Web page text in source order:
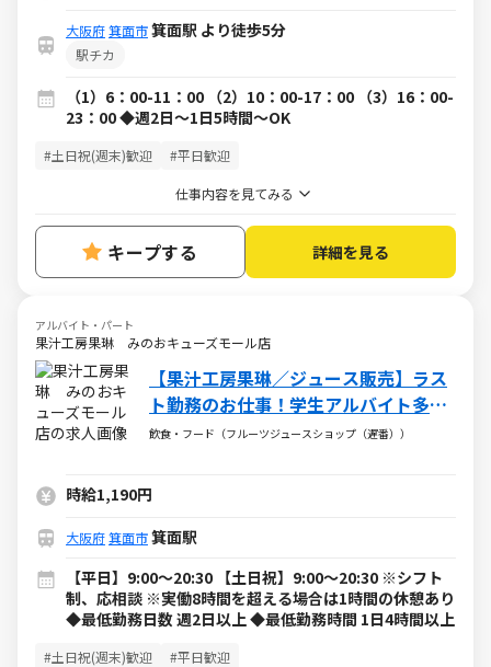
大阪府箕面市箕面駅 より徒歩5分
駅チカ
（1）6：00-11：00 （2）10：00-17：00 （3）16：00-
23：00 ◆週2日～1日5時間～OK
#土日祝(週末)歓迎 #平日歓迎
仕事内容を見てみる
キープする 詳細を見る
アルバイト・パート
果汁工房果琳 みのおキューズモール店
【果汁工房果琳／ジュース販売】ラス
ト勤務のお仕事！学生アルバイト多数
活躍中！
飲食・フード（フルーツジュースショップ（遅番））
時給1,190円
大阪府箕面市箕面駅
【平日】9:00～20:30 【土日祝】9:00～20:30 ※シフト
制、応相談 ※実働8時間を超える場合は1時間の休憩あり
◆最低勤務日数 週2日以上 ◆最低勤務時間 1日4時間以上
#土日祝(週末)歓迎 #平日歓迎